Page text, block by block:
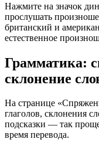
Нажмите на значок
прослушать
британский и
естественное
Грамматика:
склонение
На странице
глаголов, склонения
подсказки — так
время перевода.